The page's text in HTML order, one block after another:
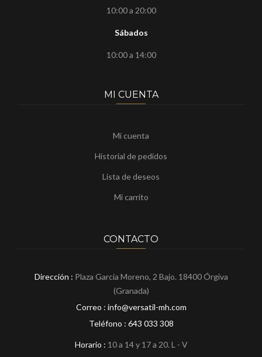
10:00 a 20:00
Sábados
10:00 a 14:00
MI CUENTA
Mi cuenta
Historial de pedidos
Lista de deseos
Mi carrito
CONTACTO
Dirección : Plaza García Moreno, 2 Bajo. 18400 Órgiva
(Granada)
Correo : info@versatil-mh.com
Teléfono : 643 033 308
Horario : 10 a 14 y 17 a 20. L - V